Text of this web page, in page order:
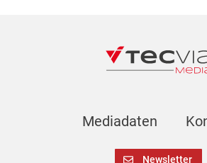
Mediadaten
Newsletter